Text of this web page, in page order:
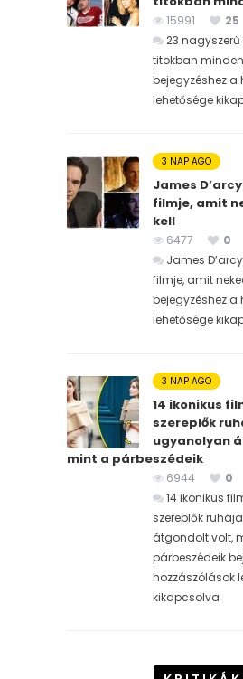
15991
25
23
titokban
bejegyzéshez a
lehetősége
3 NAP AGO
James
filmje, amit
kell
6477
0
James
filmje, amit
bejegyzéshez a
lehetősége
3 NAP AGO
14 ikonikus
szereplők
ugyanolyan
mint a párbeszédeik
6944
0
14 ikonikus
szereplők
átgondolt volt,
párbeszédeik
hozzászólások
kikapcsolva